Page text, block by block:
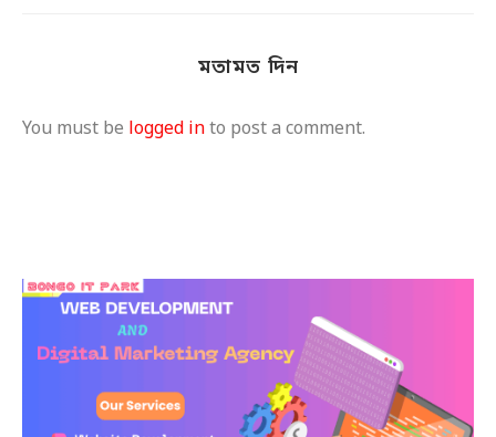
মতামত দিন
You must be logged into post a comment.